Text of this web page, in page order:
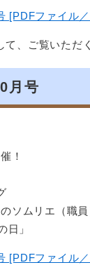
[PDFファイル
、ご覧いただ
月号
！
ソムリエ（職
日」
[PDFファイル